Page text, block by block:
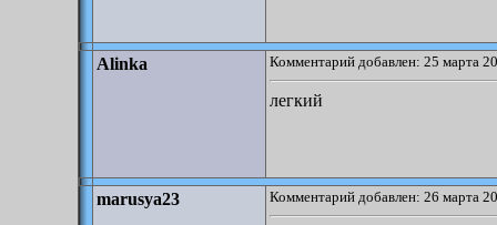
Alinka Комментарий добавлен: 25 марта
легкий
marusya23 Комментарий добавлен: 26 марта